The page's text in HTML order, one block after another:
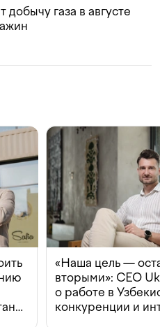
добычу газа в августе
«Наша цель —
вторыми»: CEO
о работе в
конкуренции и